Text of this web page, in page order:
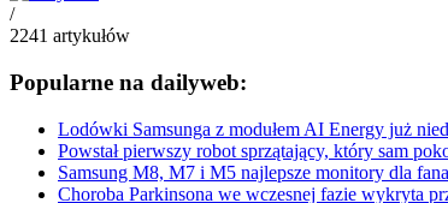
/
2241 artykułów
Popularne na dailyweb:
Lodówki Samsunga z modułem AI Energy już
Powstał pierwszy robot sprzątający, który sam
Samsung M8, M7 i M5 najlepsze monitory dla
Choroba Parkinsona we wczesnej fazie wykryta